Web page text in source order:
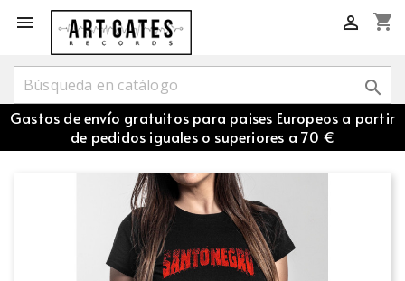
 shopping_cart


Gastos de envío gratuitos para paises Europeos a partir
de pedidos iguales o superiores a 70 €